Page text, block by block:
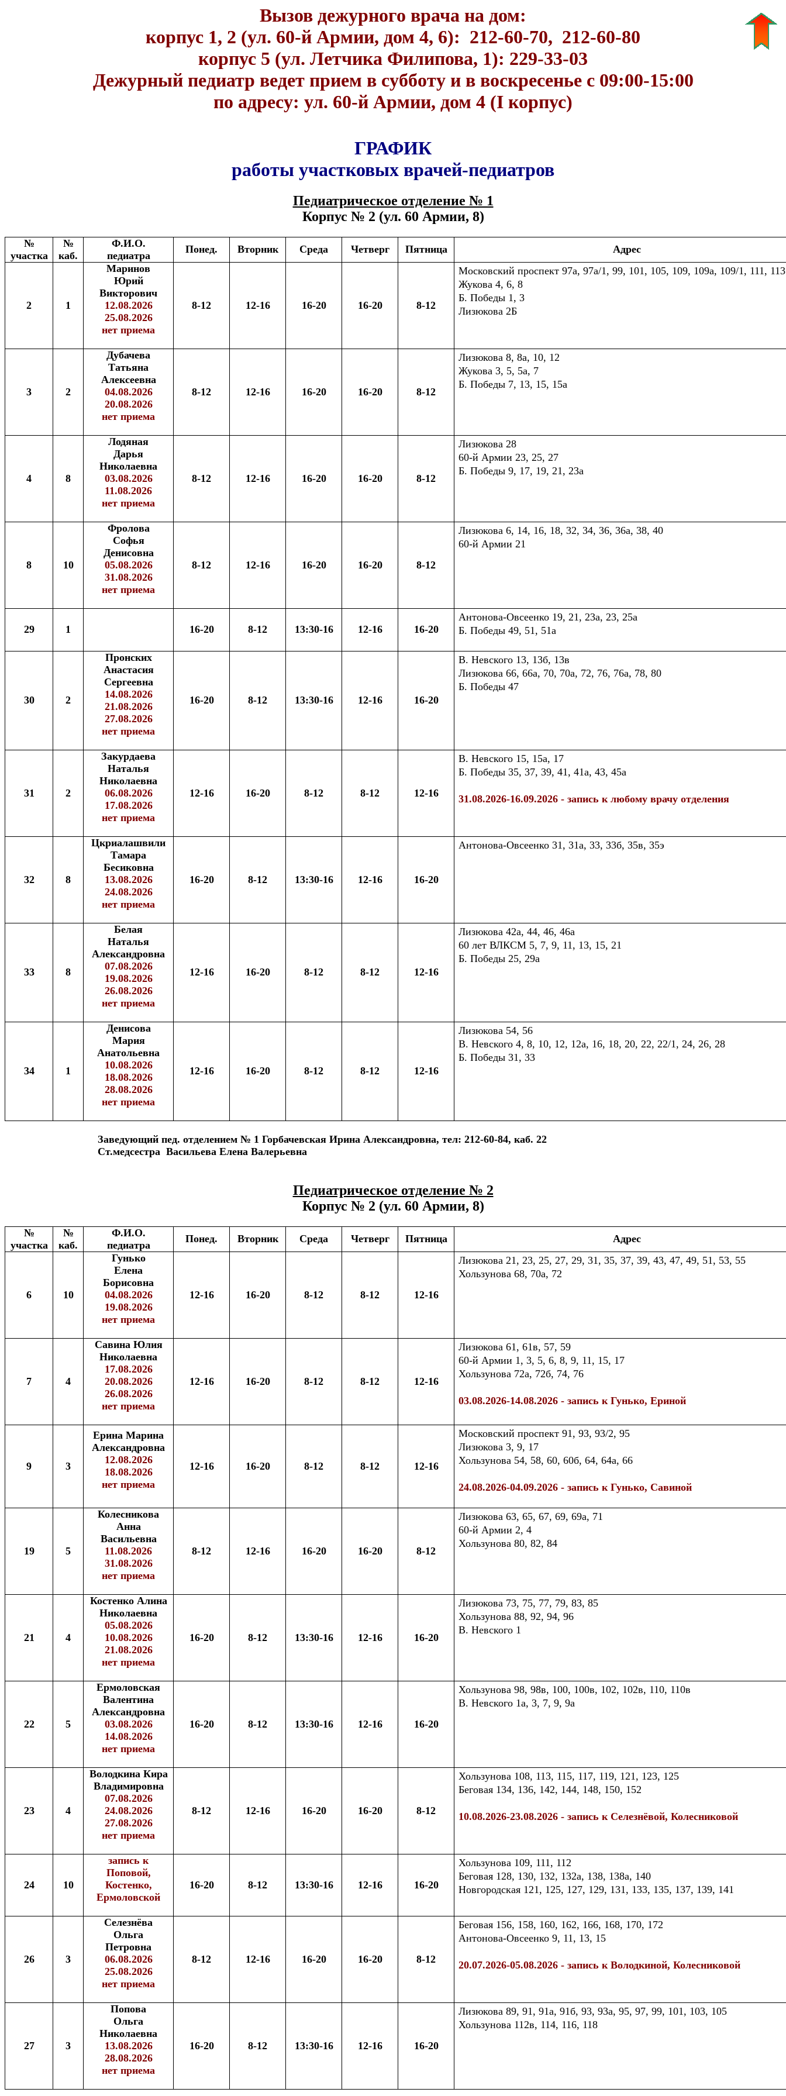
Вызов дежурного врача на дом:
корпус 1, 2 (ул. 60-й Армии, дом 4, 6): 212-60-70, 212-60-80
корпус 5 (ул. Летчика Филипова, 1): 229-33-03
Дежурный педиатр ведет прием в субботу и в воскресенье с 09:00-15:00
по адресу: ул. 60-й Армии, дом 4 (I корпус)
ГРАФИК
работы участковых врачей-педиатров
Педиатрическое отделение № 1
Корпус № 2 (ул. 60 Армии, 8)
№
участка
№
каб.
Ф.И.О.
педиатра
Понед. Вторник Среда Четверг Пятница Адрес
2 1
Маринов
Юрий
Викторович
12.08.2026
25.08.2026
нет приема
8-12 12-16 16-20 16-20 8-12
Московский проспект 97а, 97а/1, 99, 101, 105, 109, 109а, 109/1, 111, 113
Жукова 4, 6, 8
Б. Победы 1, 3
Лизюкова 2Б
3 2
Дубачева
Татьяна
Алексеевна
04.08.2026
20.08.2026
нет приема
8-12 12-16 16-20 16-20 8-12
Лизюкова 8, 8а, 10, 12
Жукова 3, 5, 5а, 7
Б. Победы 7, 13, 15, 15а
4 8
Лодяная
Дарья
Николаевна
03.08.2026
11.08.2026
нет приема
8-12 12-16 16-20 16-20 8-12
Лизюкова 28
60-й Армии 23, 25, 27
Б. Победы 9, 17, 19, 21, 23а
8 10
Фролова
Софья
Денисовна
05.08.2026
31.08.2026
нет приема
8-12 12-16 16-20 16-20 8-12
Лизюкова 6, 14, 16, 18, 32, 34, 36, 36а, 38, 40
60-й Армии 21
29 1 16-20 8-12 13:30-16 12-16 16-20
Антонова-Овсеенко 19, 21, 23а, 23, 25а
Б. Победы 49, 51, 51а
30 2
Пронских
Анастасия
Сергеевна
14.08.2026
21.08.2026
27.08.2026
нет приема
16-20 8-12 13:30-16 12-16 16-20
В. Невского 13, 13б, 13в
Лизюкова 66, 66а, 70, 70а, 72, 76, 76а, 78, 80
Б. Победы 47
31 2
Закурдаева
Наталья
Николаевна
06.08.2026
17.08.2026
нет приема
12-16 16-20 8-12 8-12 12-16
В. Невского 15, 15а, 17
Б. Победы 35, 37, 39, 41, 41а, 43, 45а
31.08.2026-16.09.2026 - запись к любому врачу отделения
32 8
Цкриалашвили
Тамара
Бесиковна
13.08.2026
24.08.2026
нет приема
16-20 8-12 13:30-16 12-16 16-20
Антонова-Овсеенко 31, 31а, 33, 33б, 35в, 35э
33 8
Белая
Наталья
Александровна
07.08.2026
19.08.2026
26.08.2026
нет приема
12-16 16-20 8-12 8-12 12-16
Лизюкова 42а, 44, 46, 46а
60 лет ВЛКСМ 5, 7, 9, 11, 13, 15, 21
Б. Победы 25, 29а
34 1
Денисова
Мария
Анатольевна
10.08.2026
18.08.2026
28.08.2026
нет приема
12-16 16-20 8-12 8-12 12-16
Лизюкова 54, 56
В. Невского 4, 8, 10, 12, 12а, 16, 18, 20, 22, 22/1, 24, 26, 28
Б. Победы 31, 33
Заведующий пед. отделением № 1 Горбачевская Ирина Александровна, тел: 212-60-84, каб. 22
Ст.медсестра Васильева Елена Валерьевна
Педиатрическое отделение № 2
Корпус № 2 (ул. 60 Армии, 8)
№
участка
№
каб.
Ф.И.О.
педиатра
Понед. Вторник Среда Четверг Пятница Адрес
6 10
Гунько
Елена
Борисовна
04.08.2026
19.08.2026
нет приема
12-16 16-20 8-12 8-12 12-16
Лизюкова 21, 23, 25, 27, 29, 31, 35, 37, 39, 43, 47, 49, 51, 53, 55
Хользунова 68, 70а, 72
7 4
Савина Юлия
Николаевна
17.08.2026
20.08.2026
26.08.2026
нет приема
12-16 16-20 8-12 8-12 12-16
Лизюкова 61, 61в, 57, 59
60-й Армии 1, 3, 5, 6, 8, 9, 11, 15, 17
Хользунова 72а, 72б, 74, 76
03.08.2026-14.08.2026 - запись к Гунько, Ериной
9 3
Ерина Марина
Александровна
12.08.2026
18.08.2026
нет приема
12-16 16-20 8-12 8-12 12-16
Московский проспект 91, 93, 93/2, 95
Лизюкова 3, 9, 17
Хользунова 54, 58, 60, 60б, 64, 64а, 66
24.08.2026-04.09.2026 - запись к Гунько, Савиной
19 5
Колесникова
Анна
Васильевна
11.08.2026
31.08.2026
нет приема
8-12 12-16 16-20 16-20 8-12
Лизюкова 63, 65, 67, 69, 69а, 71
60-й Армии 2, 4
Хользунова 80, 82, 84
21 4
Костенко Алина
Николаевна
05.08.2026
10.08.2026
21.08.2026
нет приема
16-20 8-12 13:30-16 12-16 16-20
Лизюкова 73, 75, 77, 79, 83, 85
Хользунова 88, 92, 94, 96
В. Невского 1
22 5
Ермоловская
Валентина
Александровна
03.08.2026
14.08.2026
нет приема
16-20 8-12 13:30-16 12-16 16-20
Хользунова 98, 98в, 100, 100в, 102, 102в, 110, 110в
В. Невского 1а, 3, 7, 9, 9а
23 4
Володкина Кира
Владимировна
07.08.2026
24.08.2026
27.08.2026
нет приема
8-12 12-16 16-20 16-20 8-12
Хользунова 108, 113, 115, 117, 119, 121, 123, 125
Беговая 134, 136, 142, 144, 148, 150, 152
10.08.2026-23.08.2026 - запись к Селезнёвой, Колесниковой
24 10
запись к
Поповой,
Костенко,
Ермоловской
16-20 8-12 13:30-16 12-16 16-20
Хользунова 109, 111, 112
Беговая 128, 130, 132, 132а, 138, 138а, 140
Новгородская 121, 125, 127, 129, 131, 133, 135, 137, 139, 141
26 3
Селезнёва
Ольга
Петровна
06.08.2026
25.08.2026
нет приема
8-12 12-16 16-20 16-20 8-12
Беговая 156, 158, 160, 162, 166, 168, 170, 172
Антонова-Овсеенко 9, 11, 13, 15
20.07.2026-05.08.2026 - запись к Володкиной, Колесниковой
27 3
Попова
Ольга
Николаевна
13.08.2026
28.08.2026
нет приема
16-20 8-12 13:30-16 12-16 16-20
Лизюкова 89, 91, 91а, 91б, 93, 93а, 95, 97, 99, 101, 103, 105
Хользунова 112в, 114, 116, 118